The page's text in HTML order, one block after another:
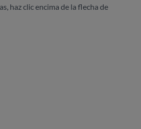
haz clic encima de la flecha de